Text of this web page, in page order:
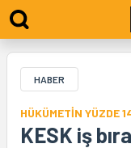
HABER
HÜKÜMETİN YÜZDE
KESK iş